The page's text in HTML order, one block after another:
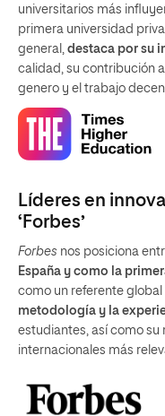
universitarios más
primera universidad
general, destaca por su
calidad, su contribución
genero y el trabajo
Líderes en
‘Forbes’
Forbes nos posiciona
España y como la
como un referente global
metodología y la
estudiantes, así como su
internacionales más